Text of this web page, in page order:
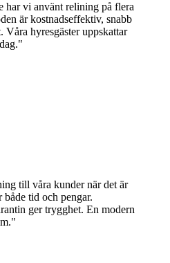
har vi använt relining på flera
är kostnadseffektiv, snabb
Våra hyresgäster uppskattar
"
till våra kunder när det är
tid och pengar.
ger trygghet. En modern
"